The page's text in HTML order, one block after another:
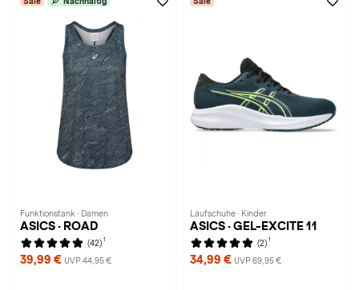
Funktionstank · Damen
ASICS · ROAD
(42) 1
39,99 € UVP 44,95 €
Laufschuhe · Kinder
ASICS · GEL-EXCITE 11
(2) 1
34,99 € UVP 69,95 €